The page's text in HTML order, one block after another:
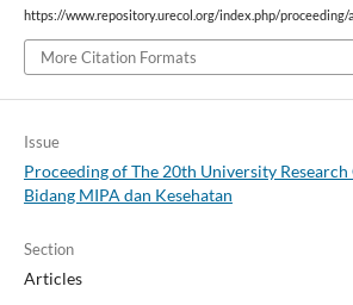
https://www.repository.urecol.org/index.php/
More Citation Formats
Issue
Proceeding of The 20th University
Bidang MIPA dan Kesehatan
Section
Articles